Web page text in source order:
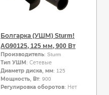
Болгарка (УШМ) Sturm!
AG90125, 125 мм, 900 Вт
Производитель: Sturm
Тип УШМ : Сетевые
Диаметр диска, мм: 125
Мощность, Вт: 900
Регулировка оборотов: Нет